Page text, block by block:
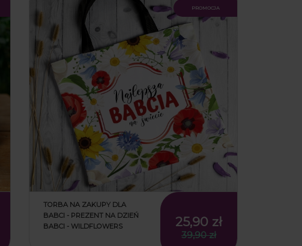
TORBA NA ZAKUPY DLA
BABCI - PREZENT NA DZIEŃ
BABCI - WILDFLOWERS
25,90 zł
39,90 zł
promocja